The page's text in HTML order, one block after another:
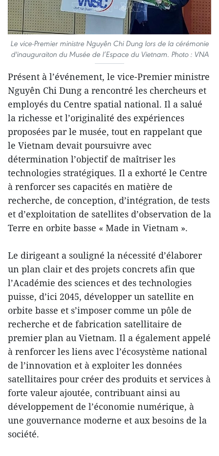
Le vice-Premier ministre Nguyên Chi Dung lors de la cérémonie
d'inauguraiton du Musée de l’Espace du Vietnam. Photo : VNA
Présent à l’événement, le vice-Premier ministre
Nguyên Chi Dung a rencontré les chercheurs et
employés du Centre spatial national. Il a salué
la richesse et l’originalité des expériences
proposées par le musée, tout en rappelant que
le Vietnam devait poursuivre avec
détermination l’objectif de maîtriser les
technologies stratégiques. Il a exhorté le Centre
à renforcer ses capacités en matière de
recherche, de conception, d’intégration, de tests
et d’exploitation de satellites d’observation de la
Terre en orbite basse « Made in Vietnam ».
Le dirigeant a souligné la nécessité d’élaborer
un plan clair et des projets concrets afin que
l’Académie des sciences et des technologies
puisse, d’ici 2045, développer un satellite en
orbite basse et s’imposer comme un pôle de
recherche et de fabrication satellitaire de
premier plan au Vietnam. Il a également appelé
à renforcer les liens avec l’écosystème national
de l’innovation et à exploiter les données
satellitaires pour créer des produits et services à
forte valeur ajoutée, contribuant ainsi au
développement de l’économie numérique, à
une gouvernance moderne et aux besoins de la
société.